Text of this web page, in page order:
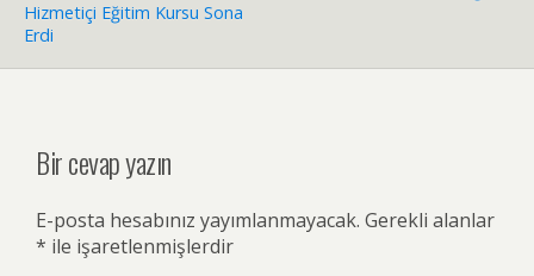
Hizmetiçi Eğitim Kursu Sona
Erdi
Bir cevap yazın
E-posta hesabınız yayımlanmayacak. Gerekli alanlar
* ile işaretlenmişlerdir